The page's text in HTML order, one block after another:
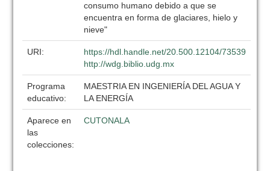
consumo humano debido a que se
encuentra en forma de glaciares, hielo y
nieve"
URI:
https://hdl.handle.net/20.500.12104/73539
http://wdg.biblio.udg.mx
Programa
educativo:
MAESTRIA EN INGENIERÍA DEL AGUA Y
LA ENERGÍA
Aparece en
las
colecciones:
CUTONALA